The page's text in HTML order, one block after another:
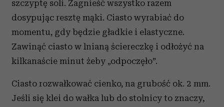
szczyptę soli. Zagnieść wszystko razem
dosypując resztę mąki. Ciasto wyrabiać do
momentu, gdy będzie gładkie i elastyczne.
Zawinąć ciasto w lnianą ściereczkę i odłożyć na
kilkanaście minut żeby „odpoczęło”.
Ciasto rozwałkować cienko, na grubość ok. 2 mm.
Jeśli się klei do wałka lub do stolnicy to znaczy,